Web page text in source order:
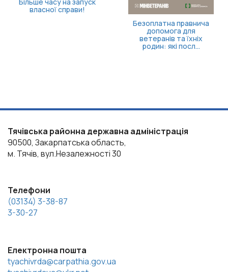
власної справи!
Безоплатна правнича
допомога для
ветеранів та їхніх
родин: які посл...
Тячівська районна державна адміністрація
90500, Закарпатська область,
м. Тячів, вул.Незалежності 30
Телефони
(03134) 3-38-87
3-30-27
Електронна пошта
tyachivrda@carpathia.gov.ua